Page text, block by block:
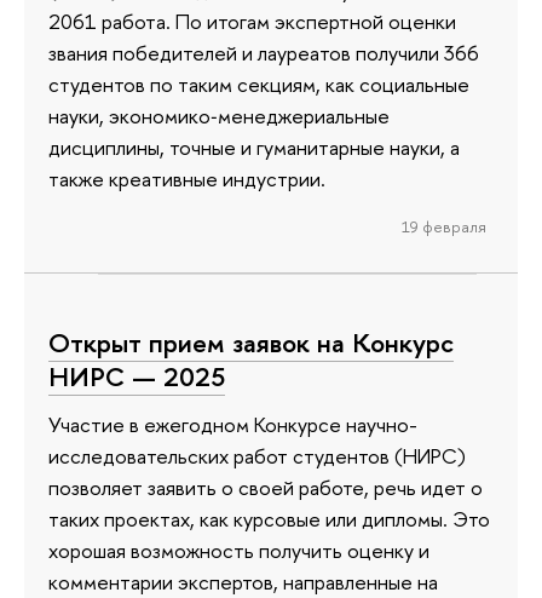
2061 работа. По итогам экспертной оценки
звания победителей и лауреатов получили 366
студентов по таким секциям, как социальные
науки, экономико‑менеджериальные
дисциплины, точные и гуманитарные науки, а
также креативные индустрии.
19 февраля
Открыт прием заявок на Конкурс
НИРС — 2025
Участие в ежегодном Конкурсе научно-
исследовательских работ студентов (НИРС)
позволяет заявить о своей работе, речь идет о
таких проектах, как курсовые или дипломы. Это
хорошая возможность получить оценку и
комментарии экспертов, направленные на